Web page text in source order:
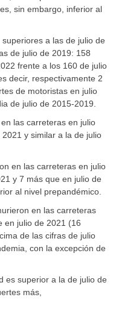
sin embargo, inferior al
superiores a las de julio de
de julio de 2019: 158
frente a los 160 de julio
decir, respectivamente 2
de motoristas en julio
de julio de 2015-2019.
las carreteras en julio
y similar a la de julio
en las carreteras en julio
y 7 más que en julio de
al nivel prepandémico.
en las carreteras
en julio de 2021 (16
de las cifras de julio
con la excepción de
es superior a la de julio de
más,